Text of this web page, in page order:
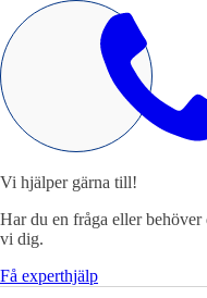
Motion
Linjärmotorer
Vi hjälper gärna till!
Har du en fråga eller
vi dig.
Få experthjälp